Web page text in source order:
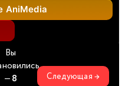
AniMedia
Вы
—8 Следующая →